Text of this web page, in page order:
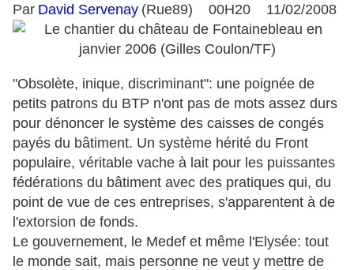
Par David Servenay (Rue89) 00H20 11/02/2008
"Obsolète, inique, discriminant": une poignée de
petits patrons du BTP n'ont pas de mots assez durs
pour dénoncer le système des caisses de congés
payés du bâtiment. Un système hérité du Front
populaire, véritable vache à lait pour les puissantes
fédérations du bâtiment avec des pratiques qui, du
point de vue de ces entreprises, s'apparentent à de
l'extorsion de fonds.
Le gouvernement, le Medef et même l'Elysée: tout
le monde sait, mais personne ne veut y mettre de